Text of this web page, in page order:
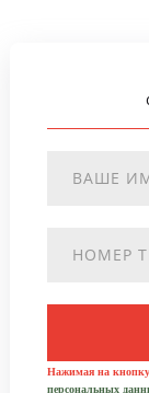
Нажимая на кнопку
персональных